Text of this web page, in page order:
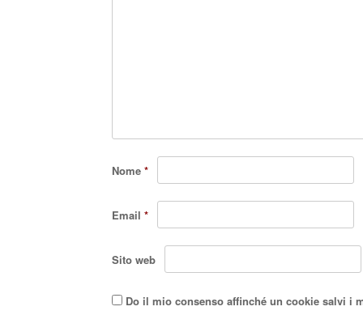
Nome *
Email *
Sito web
Do il mio consenso affinché un cookie salvi i